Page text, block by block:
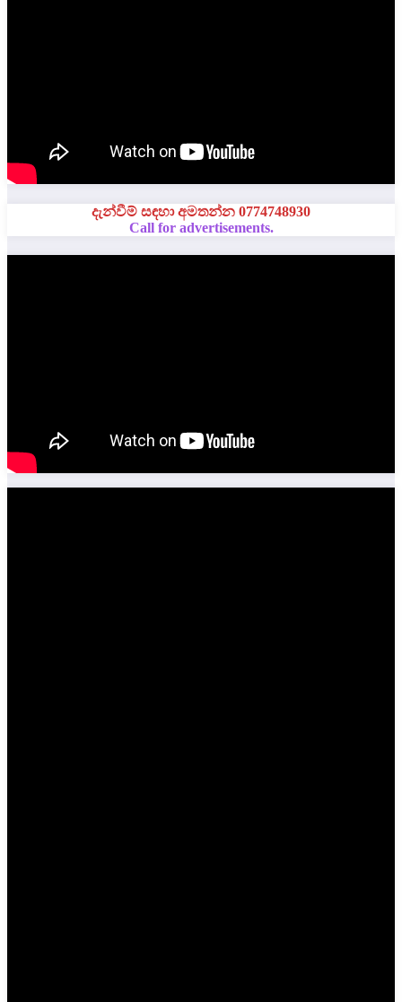
දැන්වීම් සඳහා අමතන්න 0774748930
Call for advertisements.